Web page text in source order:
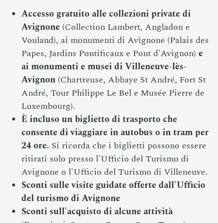
Accesso gratuito alle collezioni private di
Avignone (Collection Lambert, Angladon e
Vouland), ai monumenti di Avignone (Palais des
Papes, Jardins Pontificaux e Pont d'Avignon) e
ai monumenti e musei di Villeneuve-lès-
Avignon (Chartreuse, Abbaye St André, Fort St
André, Tour Philippe Le Bel e Musée Pierre de
Luxembourg).
È incluso un biglietto di trasporto che
consente di viaggiare in autobus o in tram per
24 ore. Si ricorda che i biglietti possono essere
ritirati solo presso l'Ufficio del Turismo di
Avignone o l'Ufficio del Turismo di Villeneuve.
Sconti sulle visite guidate offerte dall'Ufficio
del turismo di Avignone
Sconti sull'acquisto di alcune attività